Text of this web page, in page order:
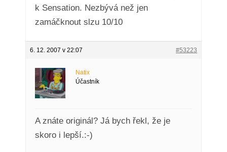
k Sensation. Nezbývá než jen
zamáčknout slzu 10/10
6. 12. 2007 v 22:07 #53223
Natix
Účastník
A znáte originál? Já bych řekl, že je
skoro i lepší.:-)